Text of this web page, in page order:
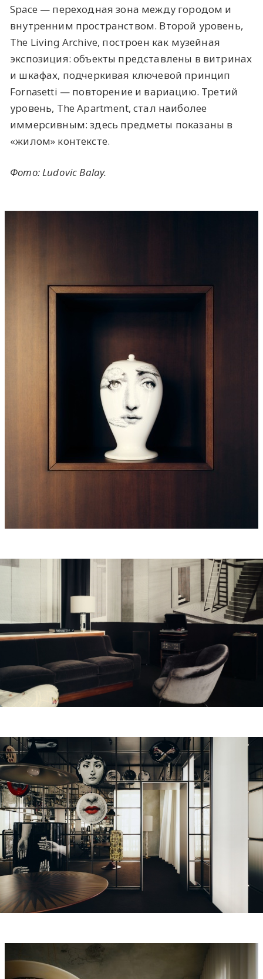
Space — переходная зона между городом и
внутренним пространством. Второй уровень,
The Living Archive, построен как музейная
экспозиция: объекты представлены в витринах
и шкафах, подчеркивая ключевой принцип
Fornasetti — повторение и вариацию. Третий
уровень, The Apartment, стал наиболее
иммерсивным: здесь предметы показаны в
«жилом» контексте.
Фото: Ludovic Balay.